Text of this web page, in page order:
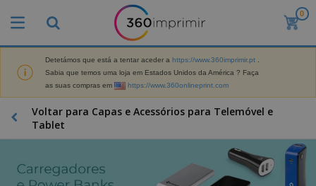
0
Detetámos que está a tentar aceder a https://www.360imprimir.pt
Sabia que temos uma loja em Estados Unidos da América ? Faça
as suas compras em
https://www.360onlineprint.com
Voltar para Capas e Acessórios para Telemóvel e
Tablet